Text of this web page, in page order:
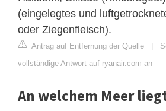
(eingelegtes und
oder Ziegenfleisch).
Antrag auf Entfernung der Quelle |
vollständige Antwort auf ryanair.com an
An welchem ​​Meer